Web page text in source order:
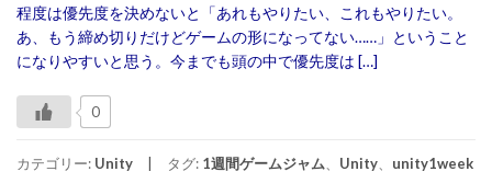
程度は優先度を決めないと「あれもやりたい、これもやりたい。
あ、もう締め切りだけどゲームの形になってない……」ということ
になりやすいと思う。今までも頭の中で優先度は […]
0
カテゴリー: Unity タグ: 1週間ゲームジャム、 Unity、 unity1week